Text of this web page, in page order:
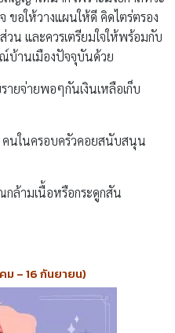
ขอให้วางแผนให้ดี คิดไตร่ตรอง
วน และควรเตรียมใจให้พร้อมกับ
บ้านเมืองปัจจุบันด้วย
รายจ่ายพอๆกันเงินเหลือเก็บ
คนในครอบครัวคอยสนับสนุน
กล้ามเนื้อหรือกระดูกสัน
ม – 16กันยายน)